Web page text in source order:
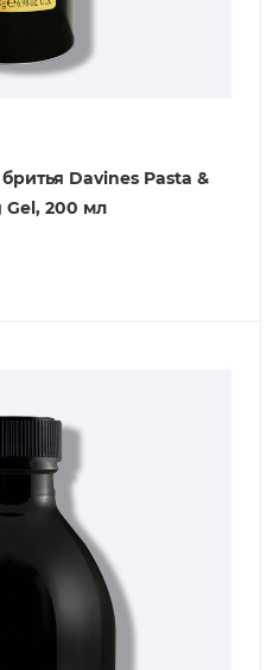
Davines Pasta &
Gel, 200 мл